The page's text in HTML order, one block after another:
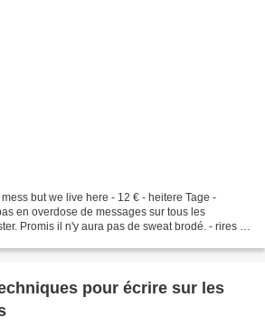
but we live here - 12 € - heitere Tage -
en overdose de messages sur tous les
Promis il n'y aura pas de sweat brodé. - rires -
pour écrire sur les